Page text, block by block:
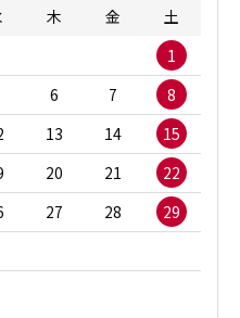
木 金
土
1
6 7
8
13 14
15
20 21
22
27 28
29